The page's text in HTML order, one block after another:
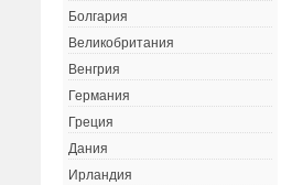
Болгария
Великобритания
Венгрия
Германия
Греция
Дания
Ирландия